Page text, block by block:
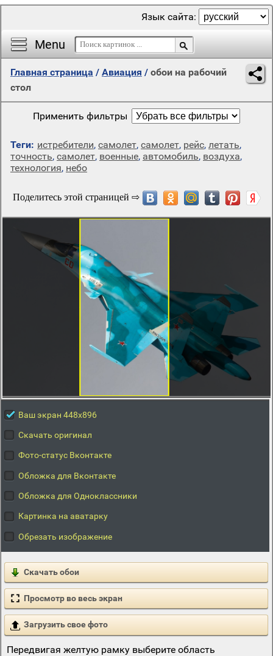
Menu
Язык сайта:
Главная страница / Авиация / обои на рабочий
стол
Применить фильтры
Теги: истребители, самолет, самолет, рейс, летать,
точность, самолет, военные, автомобиль, воздуха,
технология, небо
Ваш экран 448x896
Скачать оригинал
Фото-статус Вконтакте
Обложка для Вконтакте
Обложка для Одноклассники
Картинка на аватарку
Обрезать изображение
Скачать обои
Просмотр во весь экран
Загрузить свое фото
Передвигая желтую рамку выберите область